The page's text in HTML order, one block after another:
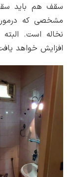
سقف هم باید
مشخصی که
نخاله است.
افزایش خواهد